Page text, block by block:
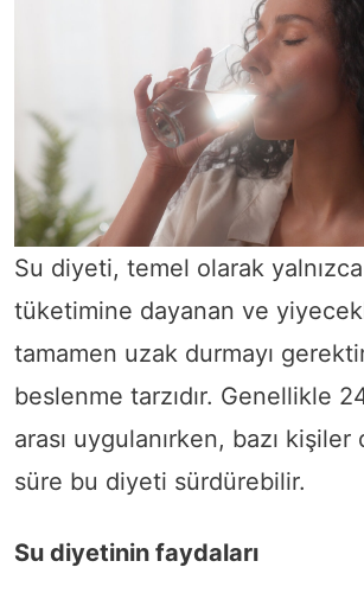
Su diyeti, temel olarak
tüketimine dayanan ve
tamamen uzak durmayı
beslenme tarzıdır. Genellikle
arası uygulanırken, bazı kişiler
süre bu diyeti sürdürebilir.
Su diyetinin faydaları